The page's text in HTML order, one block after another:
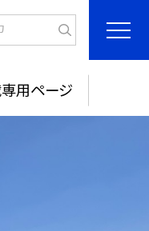
用ページ